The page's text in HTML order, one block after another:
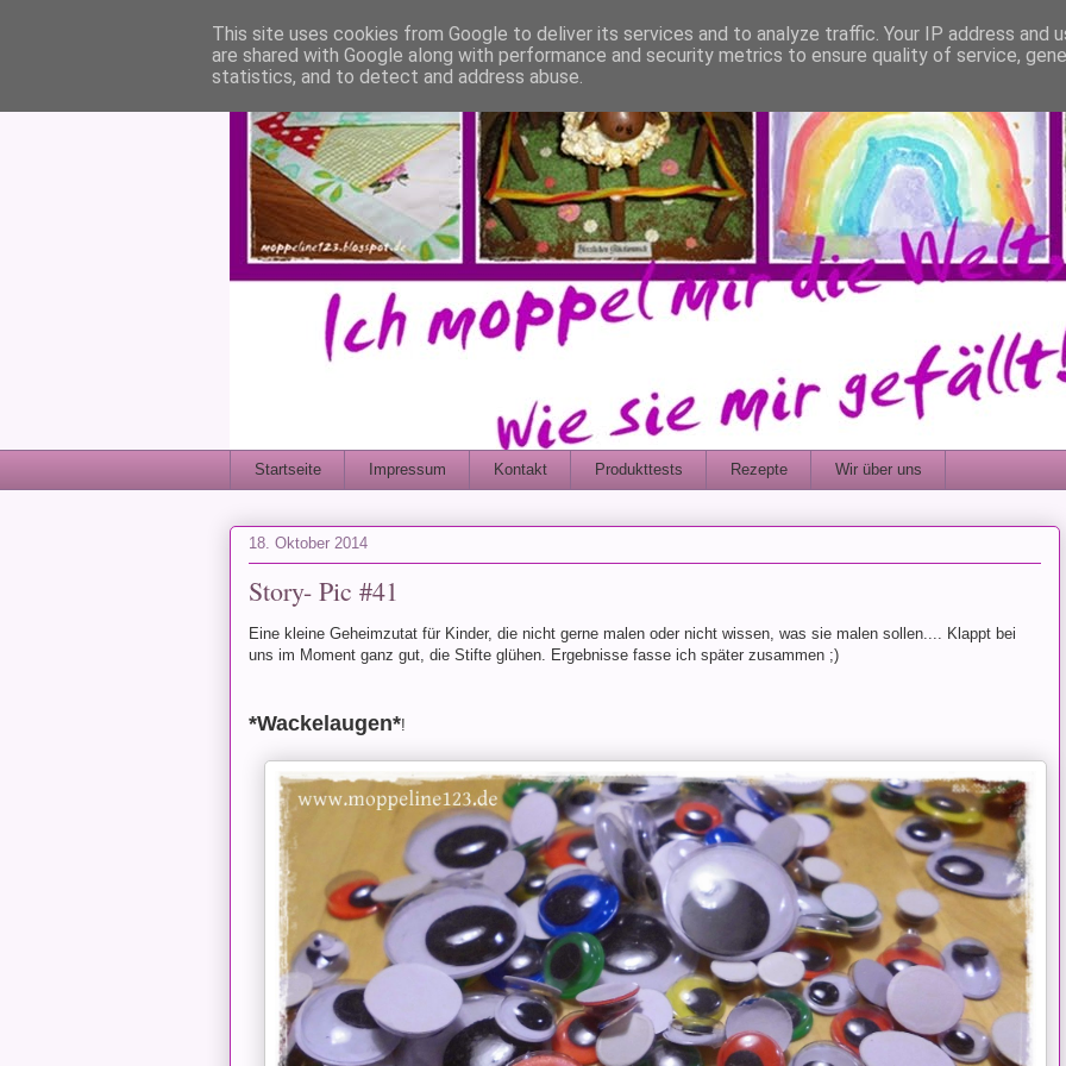
Startseite Impressum Kontakt Produkttests Rezepte Wir über uns
18. Oktober 2014
Story- Pic #41
Eine kleine Geheimzutat für Kinder, die nicht gerne malen oder nicht wissen, was sie malen sollen.... Klappt bei
uns im Moment ganz gut, die Stifte glühen. Ergebnisse fasse ich später zusammen ;)
*Wackelaugen*!
This site uses cookies from Google to deliver its services and to analyze traffic. Your IP address and
are shared with Google along with performance and security metrics to ensure quality of service,
statistics, and to detect and address abuse.